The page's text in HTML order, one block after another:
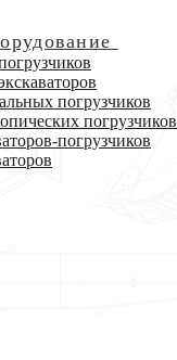
погрузчиков
погрузчиков
погрузчиков